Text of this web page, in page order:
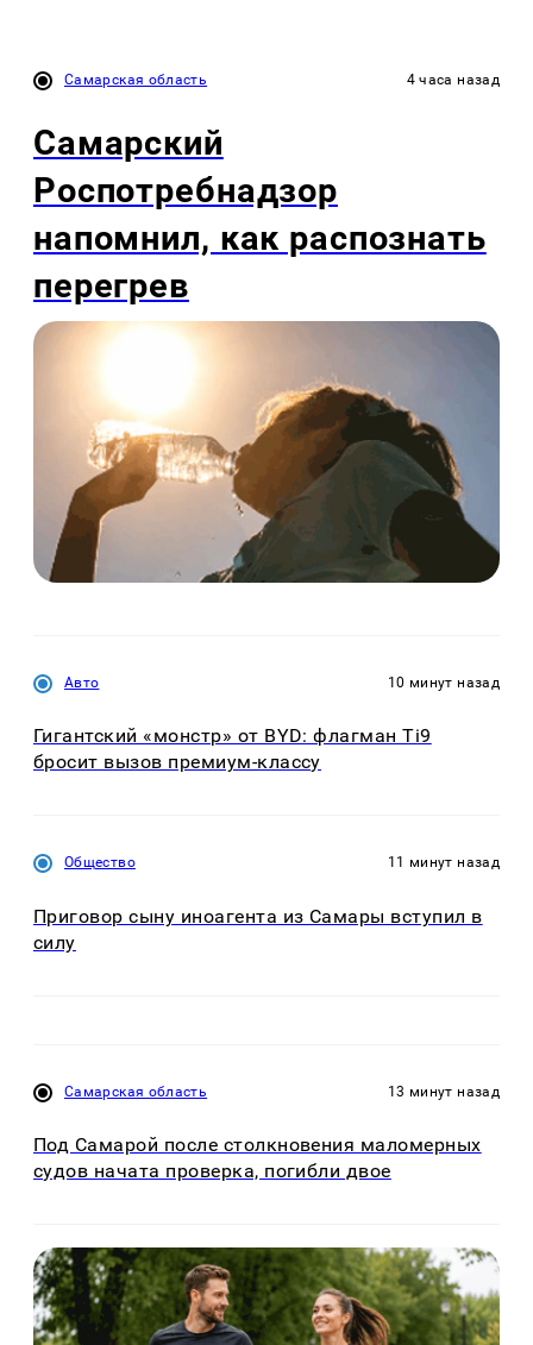
Самарская область 4 часа назад
Самарский
Роспотребнадзор
напомнил, как распознать
перегрев
Авто 10 минут назад
Гигантский «монстр» от BYD: флагман Ti9
бросит вызов премиум-классу
Общество 11 минут назад
Приговор сыну иноагента из Самары вступил в
силу
Самарская область 13 минут назад
Под Самарой после столкновения маломерных
судов начата проверка, погибли двое